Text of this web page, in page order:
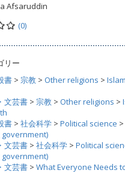
Afsaruddin
(0)
リー
書 > 宗教 > Other religions >
文芸書 > 宗教 > Other religions >
書 > 社会科学 > Political science >
government)
文芸書 > 社会科学 > Political
government)
文芸書 > What Everyone Needs